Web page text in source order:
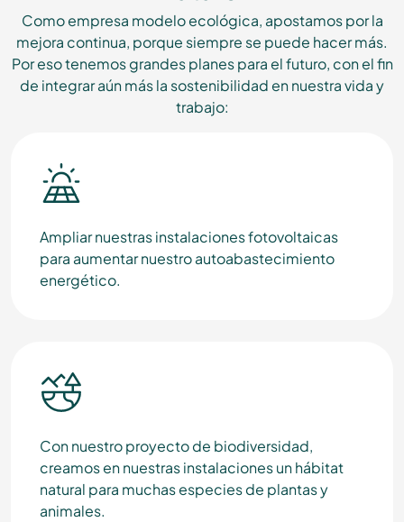
Como empresa modelo ecológica, apostamos por la
mejora continua, porque siempre se puede hacer más.
Por eso tenemos grandes planes para el futuro, con el fin
de integrar aún más la sostenibilidad en nuestra vida y
trabajo:
Ampliar nuestras instalaciones fotovoltaicas
para aumentar nuestro autoabastecimiento
energético.
Con nuestro proyecto de biodiversidad,
creamos en nuestras instalaciones un hábitat
natural para muchas especies de plantas y
animales.